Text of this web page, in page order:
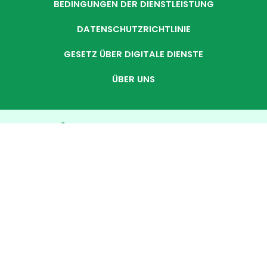
BEDINGUNGEN DER DIENSTLEISTUNG
DATENSCHUTZRICHTLINIE
GESETZ ÜBER DIGITALE DIENSTE
ÜBER UNS